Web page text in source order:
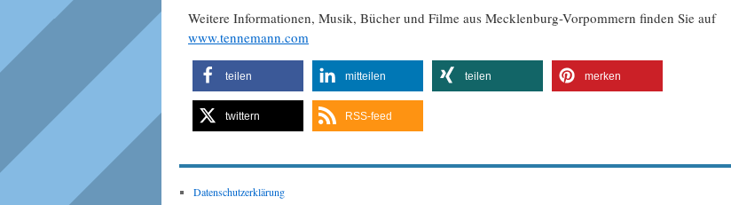
Weitere Informationen, Musik, Bücher und Filme aus Mecklenburg-Vorpommern finden Sie auf
www.tennemann.com
teilen mitteilen teilen merken
twittern RSS-feed
Datenschutzerklärung